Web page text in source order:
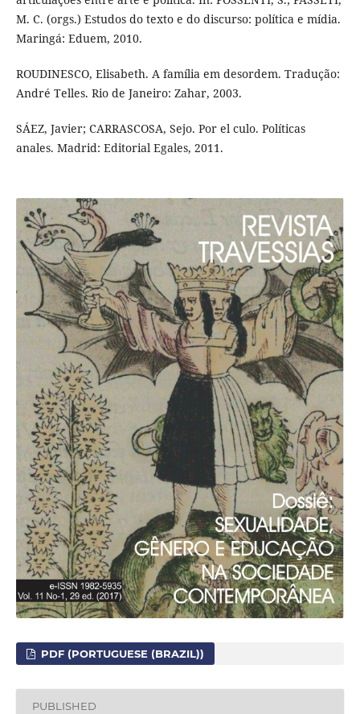
M. C. (orgs.) Estudos do texto e do discurso: política e mídia.
Maringá: Eduem, 2010.
ROUDINESCO, Elisabeth. A família em desordem. Tradução:
André Telles. Rio de Janeiro: Zahar, 2003.
SÁEZ, Javier; CARRASCOSA, Sejo. Por el culo. Políticas
anales. Madrid: Editorial Egales, 2011.
PDF (PORTUGUESE (BRAZIL))
PUBLISHED